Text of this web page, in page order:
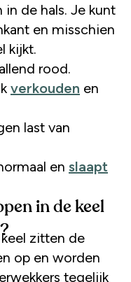
de hals. Je kunt
en misschien
kijkt.
rood.
verkouden en
last van
en slaapt
in de keel
zitten de
op en worden
tegelijk